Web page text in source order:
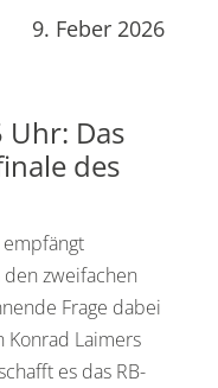
9. Feber 2026
Uhr: Das
des
empfängt
zweifachen
Frage dabei
Konrad Laimers
es das RB-